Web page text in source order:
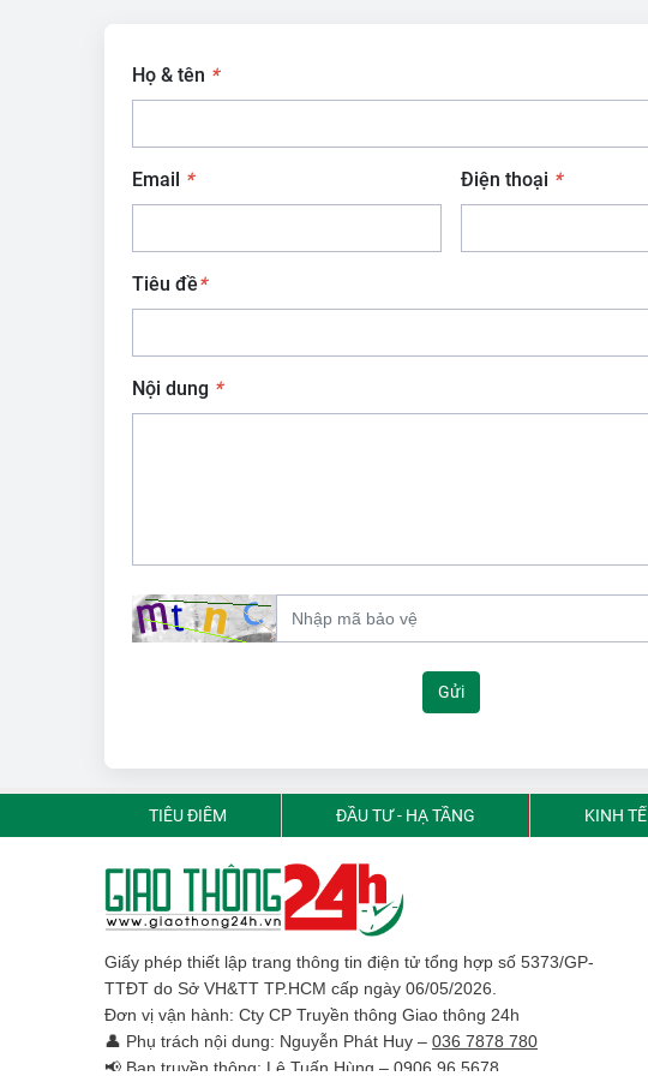
Họ & tên *
Email * Điện thoại *
Tiêu đề*
Nội dung *
Gửi
TIÊU ĐIỂM ĐẦU TƯ - HẠ TẦNG KINH TẾ
Giấy phép thiết lập trang thông tin điện tử tổng hợp số 5373/GP-
TTĐT do Sở VH&TT TP.HCM cấp ngày 06/05/2026.
Đơn vị vận hành: Cty CP Truyền thông Giao thông 24h
👤 Phụ trách nội dung: Nguyễn Phát Huy – 036 7878 780
📢 Ban truyền thông: Lê Tuấn Hùng – 0906 96 5678